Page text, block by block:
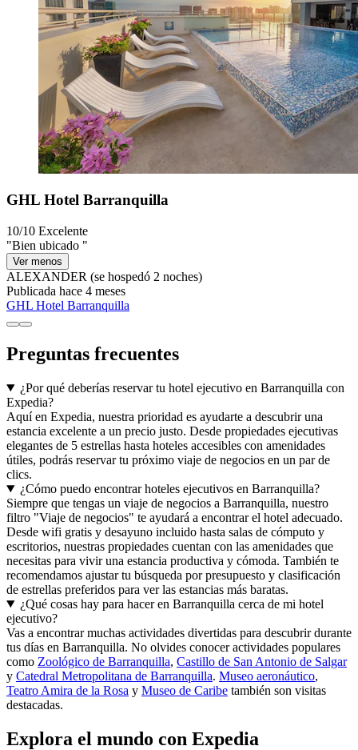
GHL Hotel Barranquilla
10/10 Excelente
"Bien ubicado "
Ver menos
ALEXANDER (se hospedó 2 noches)
Publicada hace 4 meses
GHL Hotel Barranquilla
Preguntas frecuentes
¿Por qué deberías reservar tu hotel ejecutivo en Barranquilla con
Expedia?
Aquí en Expedia, nuestra prioridad es ayudarte a descubrir una
estancia excelente a un precio justo. Desde propiedades ejecutivas
elegantes de 5 estrellas hasta hoteles accesibles con amenidades
útiles, podrás reservar tu próximo viaje de negocios en un par de
clics.
¿Cómo puedo encontrar hoteles ejecutivos en Barranquilla?
Siempre que tengas un viaje de negocios a Barranquilla, nuestro
filtro "Viaje de negocios" te ayudará a encontrar el hotel adecuado.
Desde wifi gratis y desayuno incluido hasta salas de cómputo y
escritorios, nuestras propiedades cuentan con las amenidades que
necesitas para vivir una estancia productiva y cómoda. También te
recomendamos ajustar tu búsqueda por presupuesto y clasificación
de estrellas preferidos para ver las estancias más baratas.
¿Qué cosas hay para hacer en Barranquilla cerca de mi hotel
ejecutivo?
Vas a encontrar muchas actividades divertidas para descubrir durante
tus días en Barranquilla. No olvides conocer actividades populares
como Zoológico de Barranquilla, Castillo de San Antonio de Salgar
y Catedral Metropolitana de Barranquilla. Museo aeronáutico,
Teatro Amira de la Rosa y Museo de Caribe también son visitas
destacadas.
Explora el mundo con Expedia